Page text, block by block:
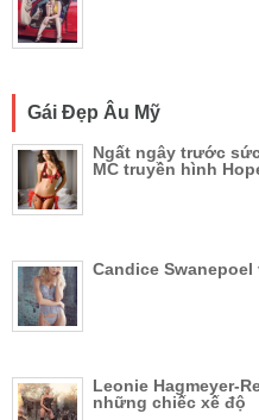
Gái Đẹp Âu Mỹ
Ngất ngây trước
MC truyền hình
Candice
Leonie Hagmeyer-
những chiếc xế độ